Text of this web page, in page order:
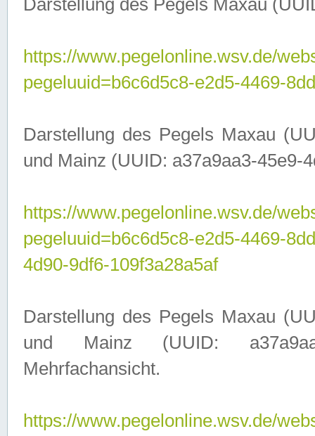
Darstellung des Pegels Maxau
https://www.pegelonline.wsv.de/
pegeluuid=b6c6d5c8-e2d5-4469-
Darstellung des Pegels Maxau
und Mainz (UUID: a37a9aa3-45e9-
https://www.pegelonline.wsv.de/
pegeluuid=b6c6d5c8-e2d5-4469-
4d90-9df6-109f3a28a5af
Darstellung des Pegels Maxau
und Mainz (UUID:
Mehrfachansicht.
https://www.pegelonline.wsv.de/